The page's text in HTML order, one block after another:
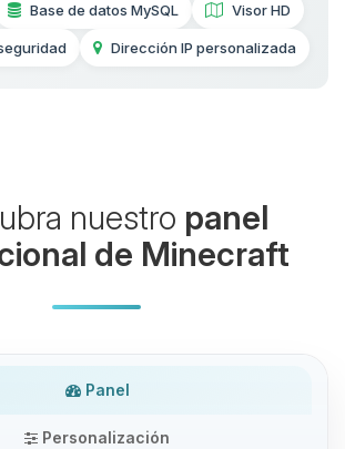
Base de datos MySQL Visor HD
Dirección IP personalizada
nuestro panel
de Minecraft
Panel
Personalización